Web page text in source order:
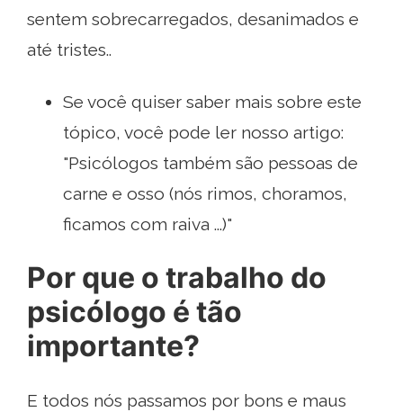
sentem sobrecarregados, desanimados e
até tristes..
Se você quiser saber mais sobre este
tópico, você pode ler nosso artigo:
"Psicólogos também são pessoas de
carne e osso (nós rimos, choramos,
ficamos com raiva ...)"
Por que o trabalho do
psicólogo é tão
importante?
E todos nós passamos por bons e maus